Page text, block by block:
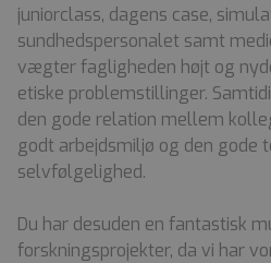
juniorclass, dagens case,
sundhedspersonalet samt
vægter fagligheden højt og
etiske problemstillinger.
den gode relation mellem
godt arbejdsmiljø og den gode
selvfølgelighed.
Du har desuden en fantastisk
forskningsprojekter, da vi har